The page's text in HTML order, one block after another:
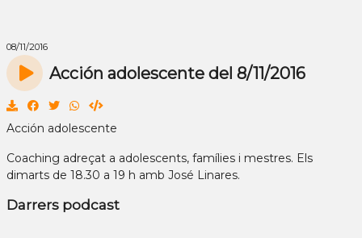
08/11/2016
Acción adolescente del 8/11/2016
Acción adolescente
Coaching adreçat a adolescents, famílies i mestres. Els
dimarts de 18.30 a 19 h amb José Linares.
Darrers podcast